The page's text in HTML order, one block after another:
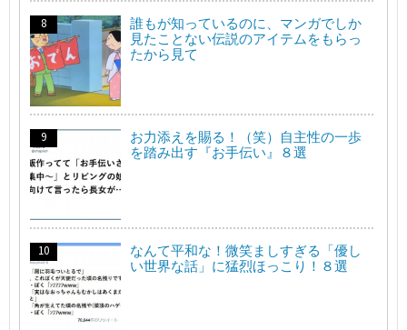
誰もが知っているのに、マンガでしか
見たことない伝説のアイテムをもらっ
たから見て
お力添えを賜る！（笑）自主性の一歩
を踏み出す『お手伝い』８選
なんて平和な！微笑ましすぎる「優し
い世界な話」に猛烈ほっこり！８選